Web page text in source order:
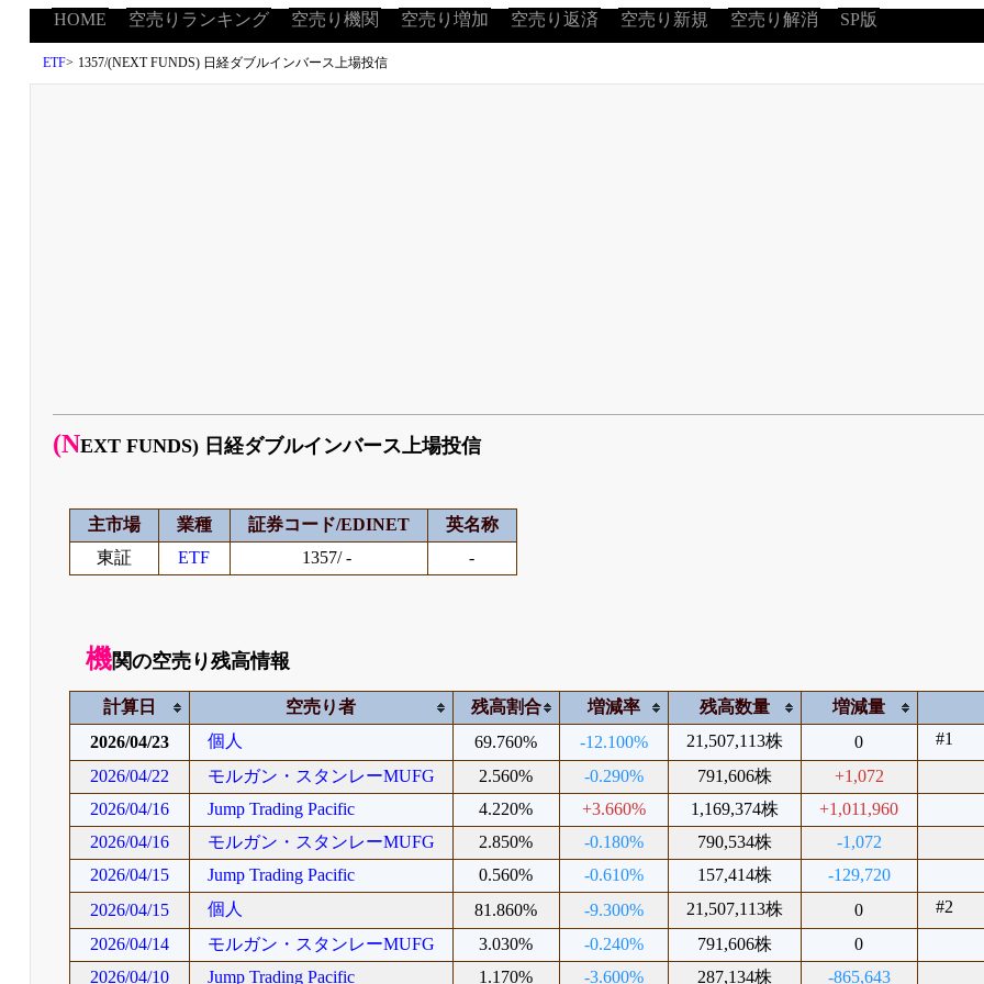
HOME 空売りランキング 空売り機関 空売り増加 空売り返済 空売り新規 空売り解消 SP版
ETF> 1357/(NEXT FUNDS) 日経ダブルインバース上場投信
(NEXT FUNDS) 日経ダブルインバース上場投信
主市場 業種 証券コード/EDINET
英名称
東証
ETF 1357/ - -
機関の空売り残高情報
計算日 空売り者 残高割合 増減率 残高数量
増減量
2026/04/23
個人 69.760% -12.100% 21,507,113株 0
#1
2026/04/22
モルガン・スタンレーMUFG 2.560% -0.290% 791,606株
+1,072
2026/04/16
Jump Trading Pacific 4.220% +3.660% 1,169,374株
+1,011,960
2026/04/16
モルガン・スタンレーMUFG 2.850% -0.180% 790,534株
-1,072
2026/04/15
Jump Trading Pacific 0.560% -0.610% 157,414株
-129,720
2026/04/15
個人 81.860% -9.300% 21,507,113株 0
#2
2026/04/14
モルガン・スタンレーMUFG 3.030% -0.240% 791,606株
0
2026/04/10
Jump Trading Pacific 1.170% -3.600% 287,134株 -865,643